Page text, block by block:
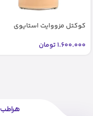
کوکتل مزووایت استایوی
1.600.000تومان
هراطب